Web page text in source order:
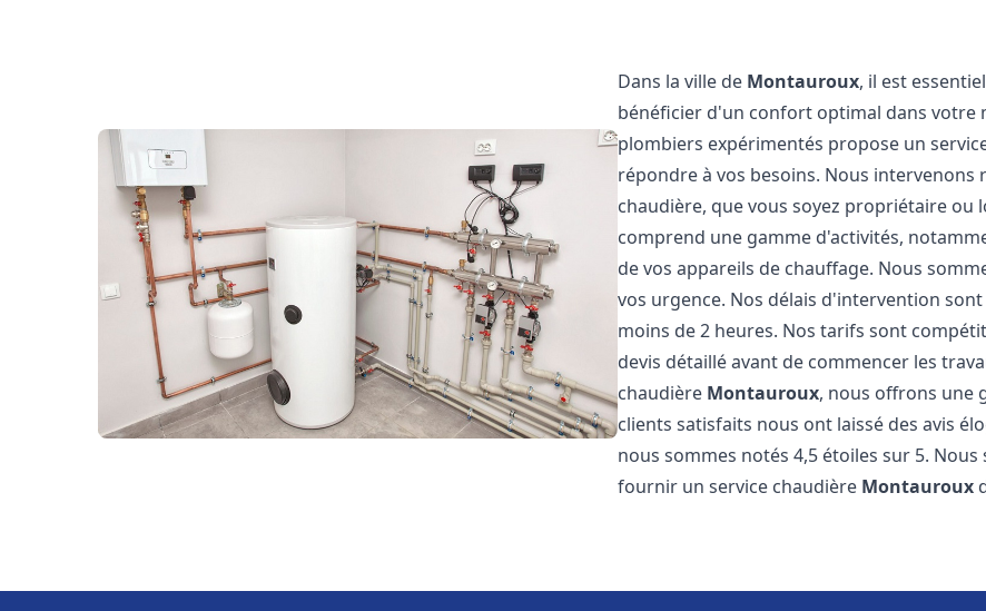
Dans la ville de Montauroux, il est
bénéficier d'un confort optimal dans votre
plombiers expérimentés propose un
répondre à vos besoins. Nous
chaudière, que vous soyez propriétaire ou
comprend une gamme d'activités,
de vos appareils de chauffage. Nous
vos urgence. Nos délais d'intervention
moins de 2 heures. Nos tarifs sont
devis détaillé avant de commencer les
chaudière Montauroux, nous offrons une
clients satisfaits nous ont laissé des avis
nous sommes notés 4,5 étoiles sur 5.
fournir un service chaudière Montauroux